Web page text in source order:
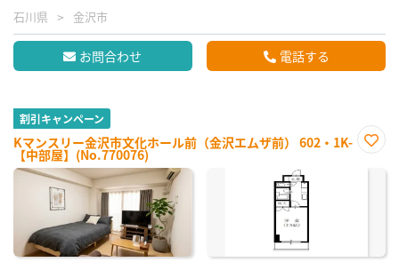
石川県 金沢市
お問合わせ 電話する
割引キャンペーン
Kマンスリー金沢市文化ホール前（金沢エムザ前） 602・1K-
【中部屋】(No.770076)
に入